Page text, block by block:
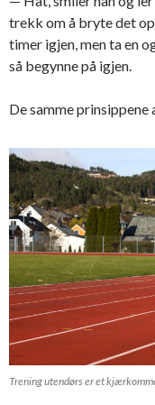
trekk om å bryte det
timer igjen, men ta en
så begynne på igjen.
De samme prinsippene
Trening utendørs er et